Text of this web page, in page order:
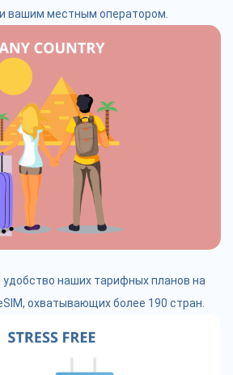
вашим местным оператором.
удобство наших тарифных планов на
охватывающих более 190 стран.